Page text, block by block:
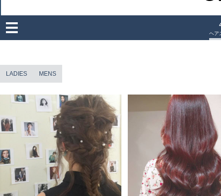
Men
u
ヘア
LADIES MENS